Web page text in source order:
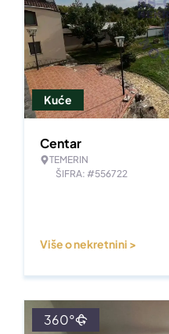
Kuće
Centar
TEMERIN
ŠIFRA: #556722
Više o nekretnini >
360°